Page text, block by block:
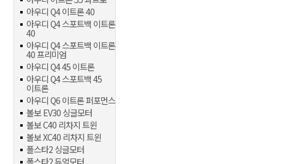
아우디 Q4 이트론 40
아우디 Q4 스포트백 이트론
40
아우디 Q4 스포트백 이트론
40 프리미엄
아우디 Q4 45 이트론
아우디 Q4 스포트백 45
이트론
아우디 Q6 이트론 퍼포먼스
볼보 EV30 싱글모터
볼보 C40 리차지 트윈
볼보 XC40 리차지 트윈
폴스타2 싱글모터
폴스타2 듀얼모터